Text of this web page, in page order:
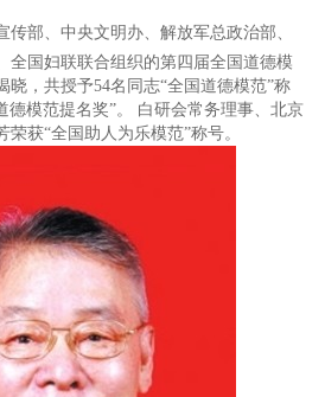
传部、中央文明办、解放军总政治部、
全国妇联联合组织的第四届全国道德模
晓，共授予54名同志“全国道德模范”称
德模范提名奖”。 白研会常务理事、北京
获“全国助人为乐模范”称号。